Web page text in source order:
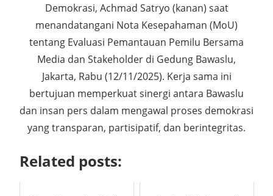
Demokrasi, Achmad Satryo (kanan) saat
menandatangani Nota Kesepahaman (MoU)
tentang Evaluasi Pemantauan Pemilu Bersama
Media dan Stakeholder di Gedung Bawaslu,
Jakarta, Rabu (12/11/2025). Kerja sama ini
bertujuan memperkuat sinergi antara Bawaslu
dan insan pers dalam mengawal proses demokrasi
yang transparan, partisipatif, dan berintegritas.
Related posts: